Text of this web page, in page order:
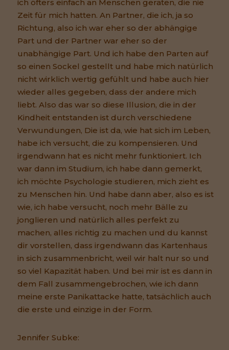
ich öfters einfach an Menschen geraten, die nie
Zeit für mich hatten. An Partner, die ich, ja so
Richtung, also ich war eher so der abhängige
Part und der Partner war eher so der
unabhängige Part. Und ich habe den Parten auf
so einen Sockel gestellt und habe mich natürlich
nicht wirklich wertig gefühlt und habe auch hier
wieder alles gegeben, dass der andere mich
liebt. Also das war so diese Illusion, die in der
Kindheit entstanden ist durch verschiedene
Verwundungen, Die ist da, wie hat sich im Leben,
habe ich versucht, die zu kompensieren. Und
irgendwann hat es nicht mehr funktioniert. Ich
war dann im Studium, ich habe dann gemerkt,
ich möchte Psychologie studieren, mich zieht es
zu Menschen hin. Und habe dann aber, also es ist
wie, ich habe versucht, noch mehr Bälle zu
jonglieren und natürlich alles perfekt zu
machen, alles richtig zu machen und du kannst
dir vorstellen, dass irgendwann das Kartenhaus
in sich zusammenbricht, weil wir halt nur so und
so viel Kapazität haben. Und bei mir ist es dann in
dem Fall zusammengebrochen, wie ich dann
meine erste Panikattacke hatte, tatsächlich auch
die erste und einzige in der Form.
Jennifer Subke: